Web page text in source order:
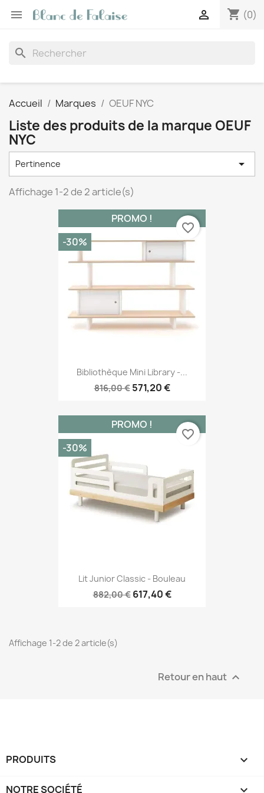
 shopping_cart (0)

search
Accueil Marques OEUF NYC
Liste des produits de la marque OEUF
NYC
Pertinence 
Affichage 1-2 de 2 article(s)
Bibliothèque Mini Library -...
816,00 € 571,20 €
PROMO !
-30%
favorite_border
Lit Junior Classic - Bouleau
882,00 € 617,40 €
PROMO !
-30%
favorite_border
Affichage 1-2 de 2 article(s)
Retour en haut 
PRODUITS 
NOTRE SOCIÉTÉ 